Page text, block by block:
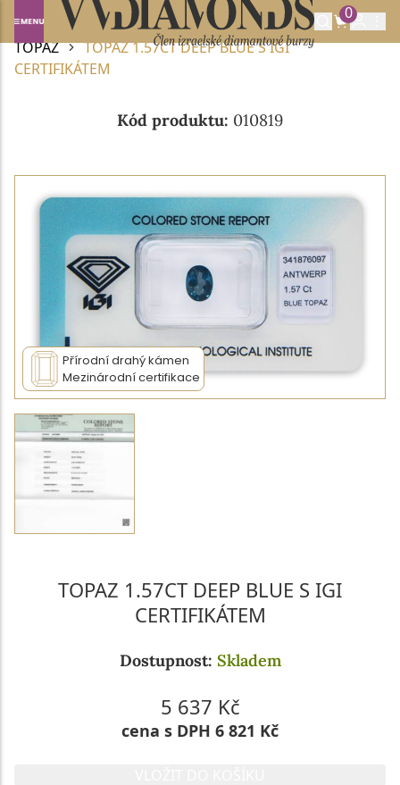
0
Domů
DRAHOKAMY A POLODRAHOKAMY
TOPAZ
TOPAZ 1.57CT DEEP BLUE S IGI
CERTIFIKÁTEM
Kód produktu: 010819
Přírodní drahý kámen
Mezinárodní certifikace
TOPAZ 1.57CT DEEP BLUE S IGI
CERTIFIKÁTEM
Dostupnost: Skladem
5 637 Kč
cena s DPH 6 821 Kč